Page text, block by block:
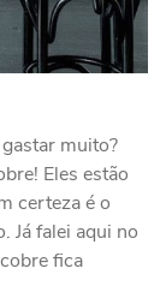
muito?
Eles estão
certeza é o
Já falei aqui no
fica